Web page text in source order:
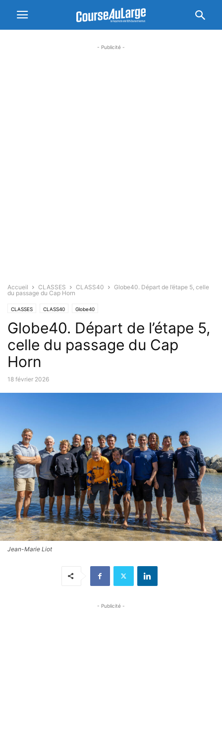
- Publicité -
Accueil CLASSES CLASS40
Globe40. Départ de l’étape 5, celle
du passage du Cap Horn
CLASSES CLASS40 Globe40
Globe40. Départ de l’étape 5,
celle du passage du Cap
Horn
18 février 2026
Jean-Marie Liot
- Publicité -